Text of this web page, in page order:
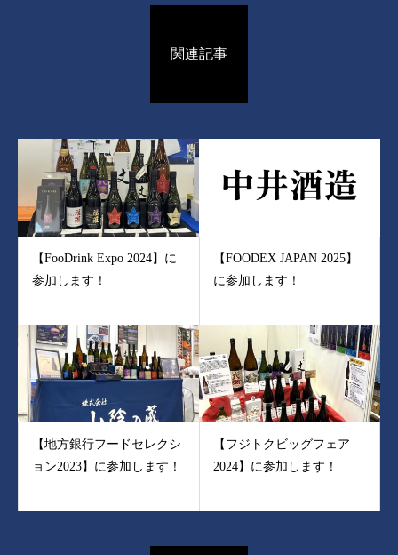
関連記事
【FooDrink Expo 2024】に
参加します！
【FOODEX JAPAN 2025】
に参加します！
【地方銀行フードセレクシ
ョン2023】に参加します！
【フジトクビッグフェア
2024】に参加します！